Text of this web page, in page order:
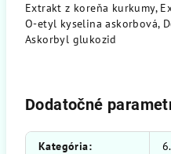
Extrakt z koreňa kurkumy,
O-etyl kyselina askorbová,
Askorbyl glukozid
Dodatočné
Kategória: